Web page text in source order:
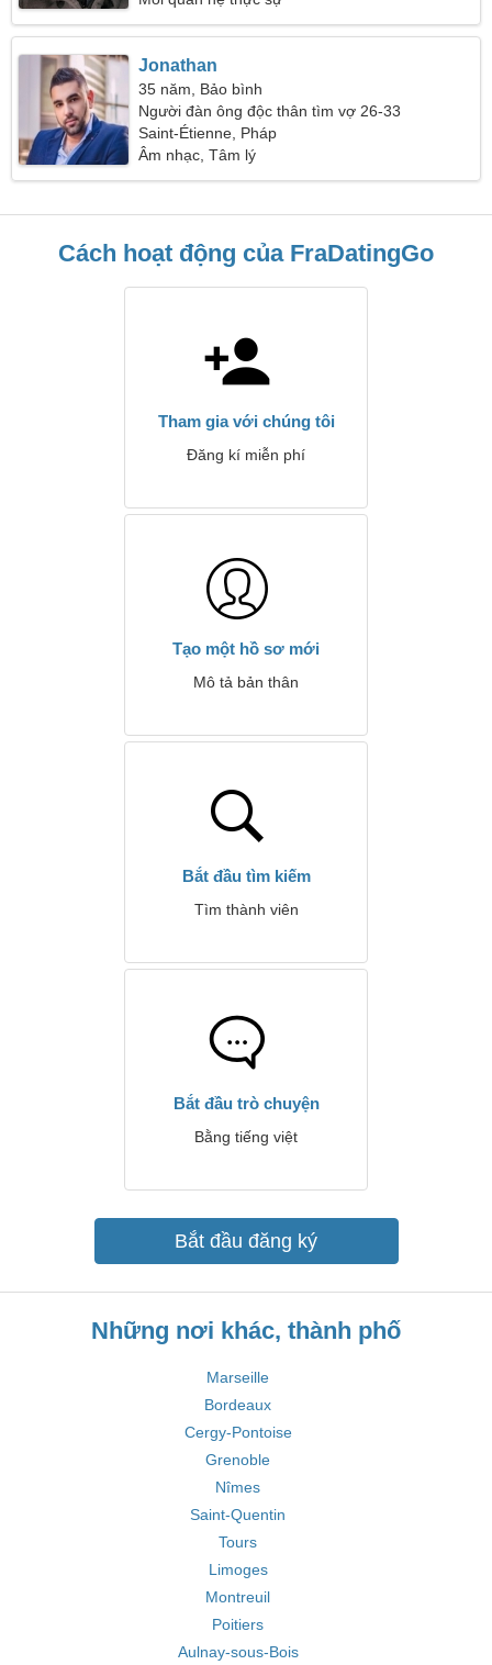
Jonathan
35 năm, Bảo bình
Người đàn ông độc thân tìm vợ 26-33
Saint-Étienne, Pháp
Âm nhạc, Tâm lý
Cách hoạt động của FraDatingGo
Tham gia với chúng tôi
Đăng kí miễn phí
Tạo một hồ sơ mới
Mô tả bản thân
Bắt đầu tìm kiếm
Tìm thành viên
Bắt đầu trò chuyện
Bằng tiếng việt
Bắt đầu đăng ký
Những nơi khác, thành phố
Marseille
Bordeaux
Cergy-Pontoise
Grenoble
Nîmes
Saint-Quentin
Tours
Limoges
Montreuil
Poitiers
Aulnay-sous-Bois